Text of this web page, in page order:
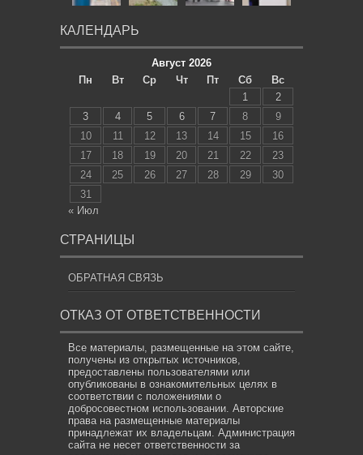
КАЛЕНДАРЬ
Август 2026
Пн
Вт Ср Чт Пт Сб
Вс
1
2
3
4 5 6 7 8
9
10
11 12 13 14 15
16
17
18 19 20 21 22
23
24
25 26 27 28 29
30
31
« Июл
СТРАНИЦЫ
ОБРАТНАЯ СВЯЗЬ
ОТКАЗ ОТ ОТВЕТСТВЕННОСТИ
Все материалы, размещенные на этом сайте,
получены из открытых источников,
предоставлены пользователями или
опубликованы в ознакомительных целях в
соответствии с положениями о
добросовестном использовании. Авторские
права на размещенные материалы
принадлежат их владельцам. Администрация
сайта не несет ответственности за